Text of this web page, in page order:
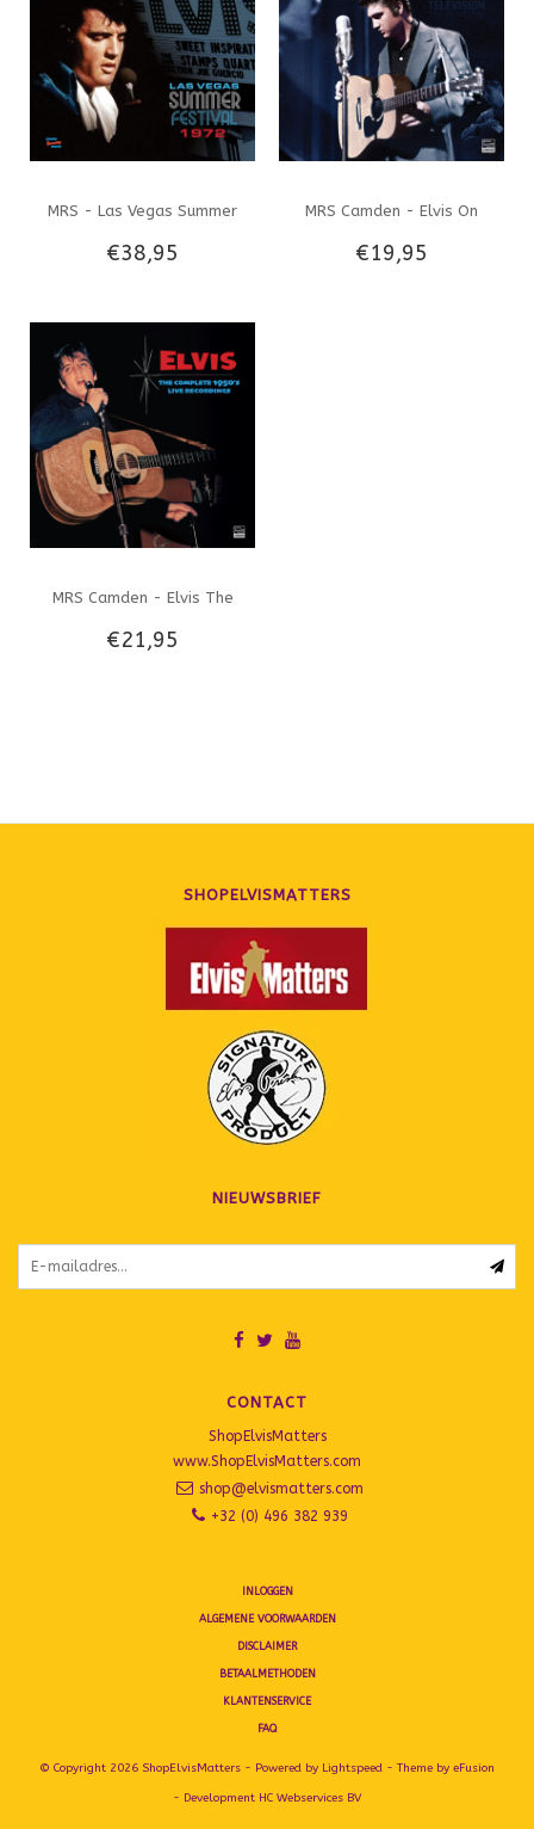
MRS - Las Vegas Summer
Festival 1972 - 4 CD Deluxe
€38,95
MRS Camden - Elvis On
Television 1956-1960 - 2 CD
€19,95
MRS Camden - Elvis The
Complete 1950's Live
€21,95
SHOPELVISMATTERS
NIEUWSBRIEF
CONTACT
ShopElvisMatters
www.ShopElvisMatters.com
shop@elvismatters.com
+32 (0) 496 382 939
INLOGGEN
ALGEMENE VOORWAARDEN
DISCLAIMER
BETAALMETHODEN
KLANTENSERVICE
FAQ
© Copyright 2026 ShopElvisMatters - Powered by Lightspeed - Theme by eFusion
- Development HC Webservices BV